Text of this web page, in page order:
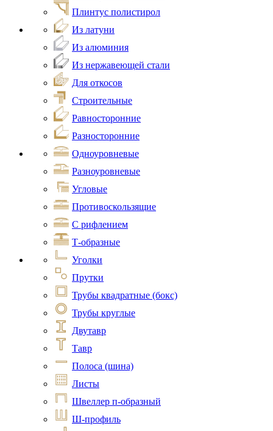
Плинтус полистирол
Из латуни
Из алюминия
Из нержавеющей стали
Для откосов
Строительные
Равносторонние
Разносторонние
Одноуровневые
Разноуровневые
Угловые
Противоскользящие
С рифлением
Т-образные
Уголки
Прутки
Трубы квадратные (бокс)
Трубы круглые
Двутавр
Тавр
Полоса (шина)
Листы
Швеллер п-образный
Ш-профиль